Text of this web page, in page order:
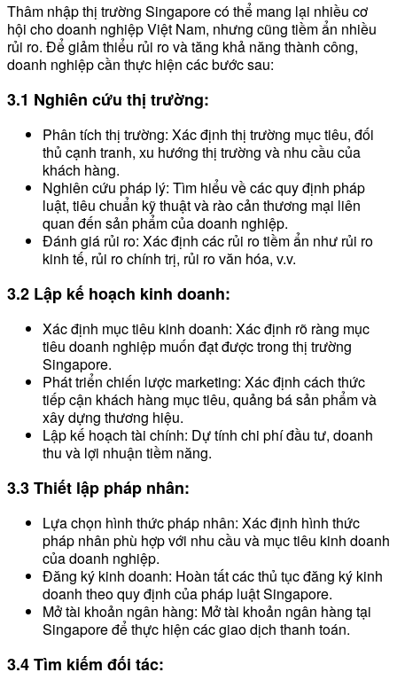
Thâm nhập thị trường Singapore có thể mang lại nhiều cơ
hội cho doanh nghiệp Việt Nam, nhưng cũng tiềm ẩn nhiều
rủi ro. Để giảm thiểu rủi ro và tăng khả năng thành công,
doanh nghiệp cần thực hiện các bước sau:
3.1 Nghiên cứu thị trường:
Phân tích thị trường: Xác định thị trường mục tiêu, đối
thủ cạnh tranh, xu hướng thị trường và nhu cầu của
khách hàng.
Nghiên cứu pháp lý: Tìm hiểu về các quy định pháp
luật, tiêu chuẩn kỹ thuật và rào cản thương mại liên
quan đến sản phẩm của doanh nghiệp.
Đánh giá rủi ro: Xác định các rủi ro tiềm ẩn như rủi ro
kinh tế, rủi ro chính trị, rủi ro văn hóa, v.v.
3.2 Lập kế hoạch kinh doanh:
Xác định mục tiêu kinh doanh: Xác định rõ ràng mục
tiêu doanh nghiệp muốn đạt được trong thị trường
Singapore.
Phát triển chiến lược marketing: Xác định cách thức
tiếp cận khách hàng mục tiêu, quảng bá sản phẩm và
xây dựng thương hiệu.
Lập kế hoạch tài chính: Dự tính chi phí đầu tư, doanh
thu và lợi nhuận tiềm năng.
3.3 Thiết lập pháp nhân:
Lựa chọn hình thức pháp nhân: Xác định hình thức
pháp nhân phù hợp với nhu cầu và mục tiêu kinh doanh
của doanh nghiệp.
Đăng ký kinh doanh: Hoàn tất các thủ tục đăng ký kinh
doanh theo quy định của pháp luật Singapore.
Mở tài khoản ngân hàng: Mở tài khoản ngân hàng tại
Singapore để thực hiện các giao dịch thanh toán.
3.4 Tìm kiếm đối tác: